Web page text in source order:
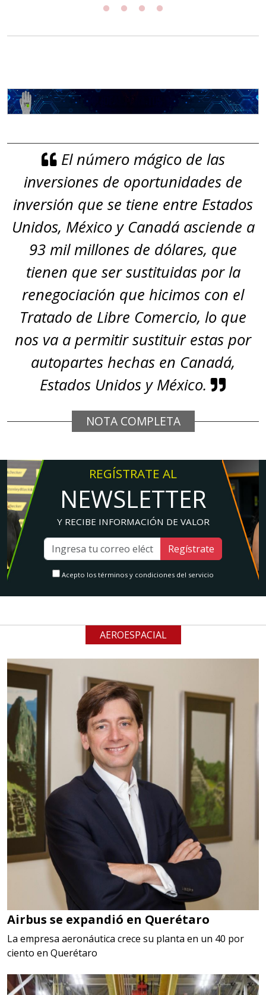
El número mágico de las
inversiones de oportunidades de
inversión que se tiene entre Estados
Unidos, México y Canadá asciende a
93 mil millones de dólares, que
tienen que ser sustituidas por la
renegociación que hicimos con el
Tratado de Libre Comercio, lo que
nos va a permitir sustituir estas por
autopartes hechas en Canadá,
Estados Unidos y México.
NOTA COMPLETA
REGÍSTRATE AL
NEWSLETTER
Y RECIBE INFORMACIÓN DE VALOR
Regístrate
Acepto los términos y condiciones del servicio
AEROESPACIAL
Airbus se expandió en Querétaro
La empresa aeronáutica crece su planta en un 40 por
ciento en Querétaro